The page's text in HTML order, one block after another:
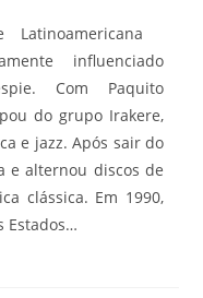
Latinoamericana
influenciado
Com Paquito
do grupo Irakere,
e jazz. Após sair do
e alternou discos de
clássica. Em 1990,
Estados…